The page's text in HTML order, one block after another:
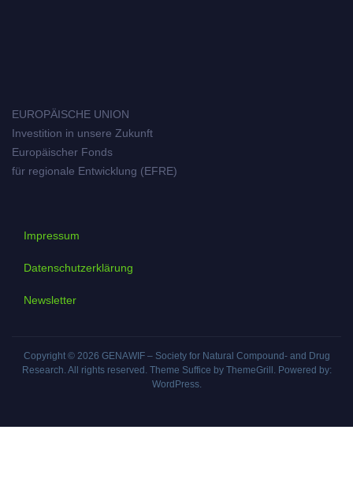
EUROPÄISCHE UNION
Investition in unsere Zukunft
Europäischer Fonds
für regionale Entwicklung (EFRE)
Impressum
Datenschutzerklärung
Newsletter
Copyright © 2026 GENAWIF – Society for Natural Compound- and Drug
Research. All rights reserved. Theme Suffice by ThemeGrill. Powered by:
WordPress.